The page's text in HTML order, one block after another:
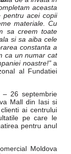
aceasta
pentru acei copii
materiale. Cu
sa creem toate
si sa aiba cele
constanta a
ca un numar cat
noastre!”a
al Fundatiei
26 septembrie
Mall din Iasi si
ai centrului
pe care le
pentru anul
Moldova